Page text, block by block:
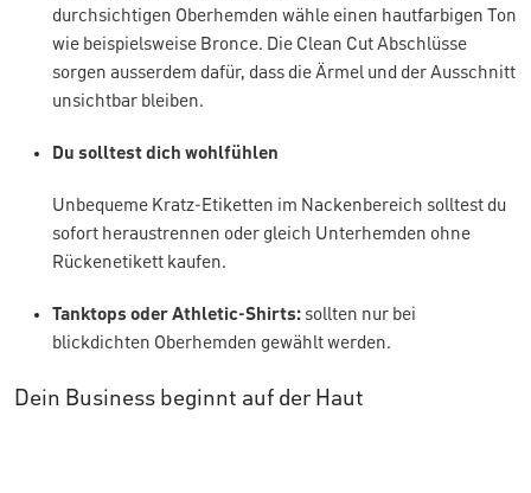
durchsichtigen Oberhemden wähle einen hautfarbigen Ton
wie beispielsweise Bronce. Die Clean Cut Abschlüsse
sorgen ausserdem dafür, dass die Ärmel und der Ausschnitt
unsichtbar bleiben.
Du solltest dich wohlfühlen
Unbequeme Kratz-Etiketten im Nackenbereich solltest du
sofort heraustrennen oder gleich Unterhemden ohne
Rückenetikett kaufen.
Tanktops oder Athletic-Shirts:sollten nur bei
blickdichten Oberhemden gewählt werden.
Dein Business beginnt auf der Haut